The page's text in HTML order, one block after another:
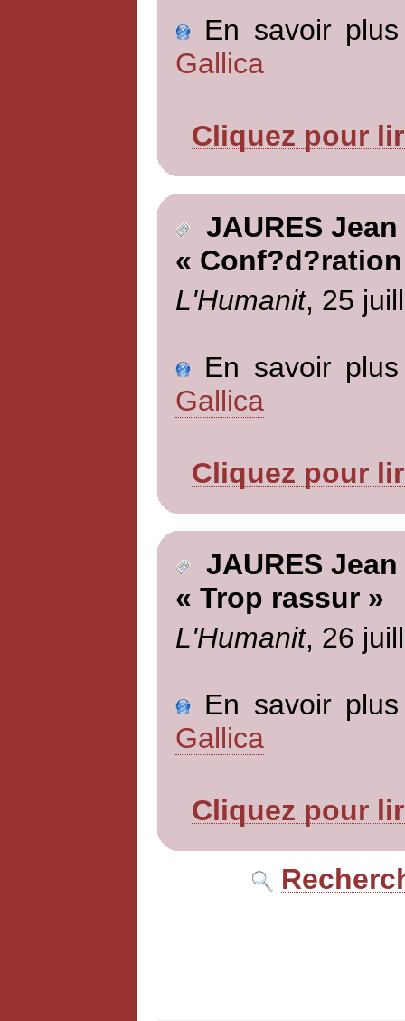
En savoir
Gallica
Cliquez pour
JAURES Jean
«
L'Humanit, 25
En savoir
Gallica
Cliquez pour
JAURES Jean
« Trop rassur »
L'Humanit, 26
En savoir
Gallica
Cliquez pour